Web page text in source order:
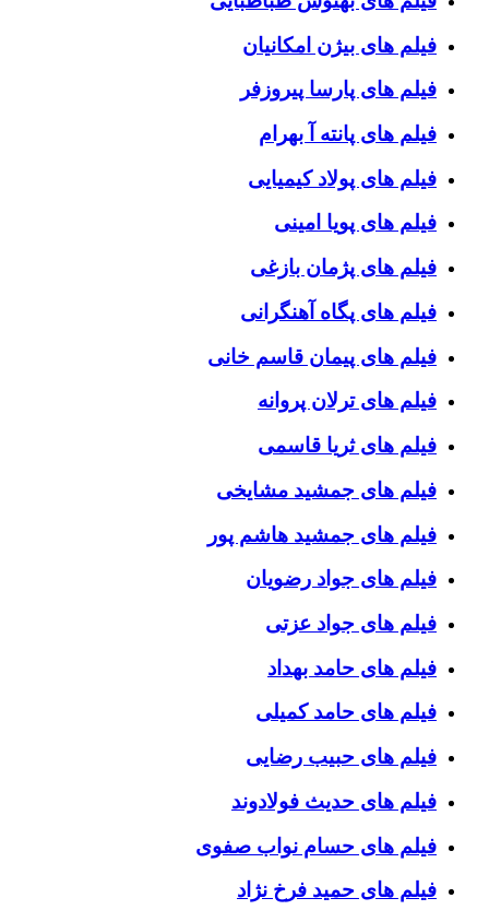
فیلم های بیژن امکانیان
فیلم های پارسا پیروزفر
فیلم های پانته آ بهرام
فیلم های پولاد کیمیایی
فیلم های پویا امینی
فیلم های پژمان بازغی
فیلم های پگاه آهنگرانی
فیلم های پیمان قاسم خانی
فیلم های ترلان پروانه
فیلم های ثریا قاسمی
فیلم های جمشید مشایخی
فیلم های جمشید هاشم پور
فیلم های جواد رضویان
فیلم های جواد عزتی
فیلم های حامد بهداد
فیلم های حامد کمیلی
فیلم های حبیب رضایی
فیلم های حدیث فولادوند
فیلم های حسام نواب صفوی
فیلم های حمید فرخ نژاد